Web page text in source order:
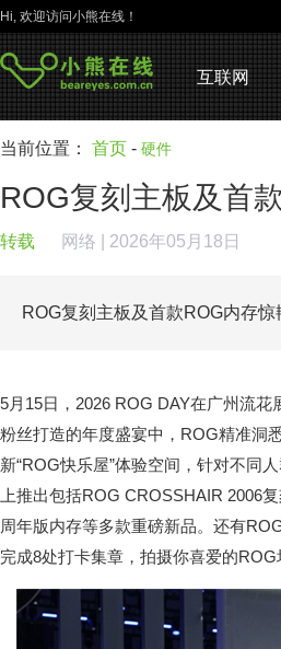
Hi, 欢迎访问小熊在线！
互联网
当前位置： 首页 - 硬件
ROG复刻主板及首
转载 网络 | 2026年05月18日
ROG复刻主板及首款ROG内存
5月15日，2026 ROG DAY在广州流
粉丝打造的年度盛宴中，ROG精准洞
新“ROG快乐屋”体验空间，针对不同
上推出包括ROG CROSSHAIR 2006
周年版内存等多款重磅新品。还有
完成8处打卡集章，拍摄你喜爱的